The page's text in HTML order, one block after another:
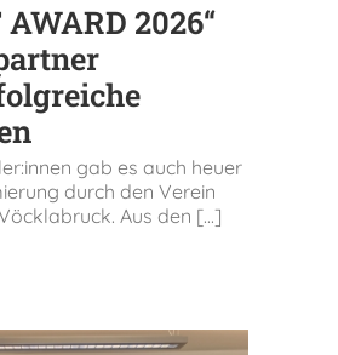
AWARD 2026“
gab es auch heuer
durch den Verein
Aus den [...]